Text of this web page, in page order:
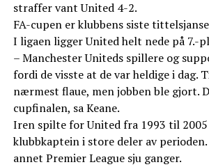
straffer vant United 4-2.
FA-cupen er klubbens siste
I ligaen ligger United helt nede på 7.-
– Manchester Uniteds spillere og
fordi de visste at de var heldige i dag.
nærmest flaue, men jobben ble gjort.
cupfinalen, sa Keane.
Iren spilte for United fra 1993 til 2005
klubbkaptein i store deler av
annet Premier League sju ganger.